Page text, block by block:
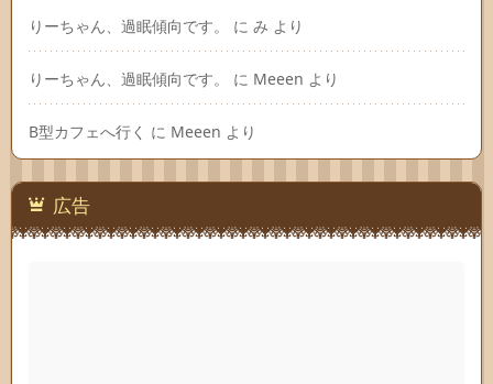
りーちゃん、過眠傾向です。 に み より
りーちゃん、過眠傾向です。 に Meeen より
B型カフェへ行く に Meeen より
広告